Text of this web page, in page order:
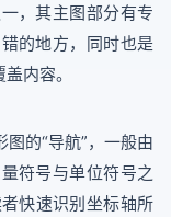
，其主图部分有专
的地方，同时也是
内容。
的“导航”，一般由
符号与单位符号之
快速识别坐标轴所